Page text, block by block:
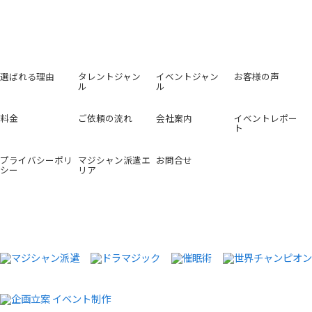
選ばれる理由 タレントジャン
ル
イベントジャン
ル
お客様の声
料金 ご依頼の流れ 会社案内 イベントレポー
ト
プライバシーポリ
シー
マジシャン派遣エ
リア
お問合せ